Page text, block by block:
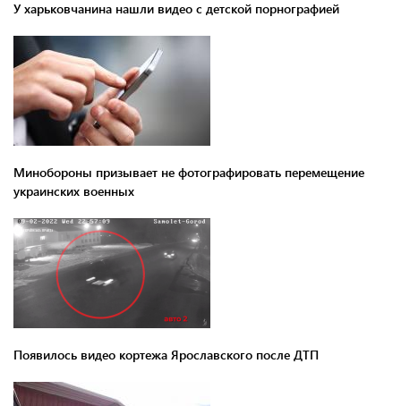
У харьковчанина нашли видео с детской порнографией
Минобороны призывает не фотографировать перемещение
украинских военных
Появилось видео кортежа Ярославского после ДТП